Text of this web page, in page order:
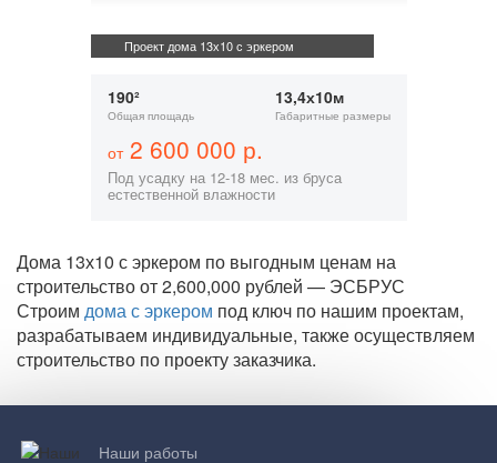
Проект дома 13х10 с эркером
190²
Общая площадь
13,4х10м
Габаритные размеры
от2 600 000 р.
Под усадку на 12-18 мес. из бруса
естественной влажности
Дома 13х10 с эркером по выгодным ценам на
строительство от 2,600,000 рублей — ЭСБРУС
Строим дома с эркером под ключ по нашим проектам,
разрабатываем индивидуальные, также осуществляем
строительство по проекту заказчика.
Наши работы